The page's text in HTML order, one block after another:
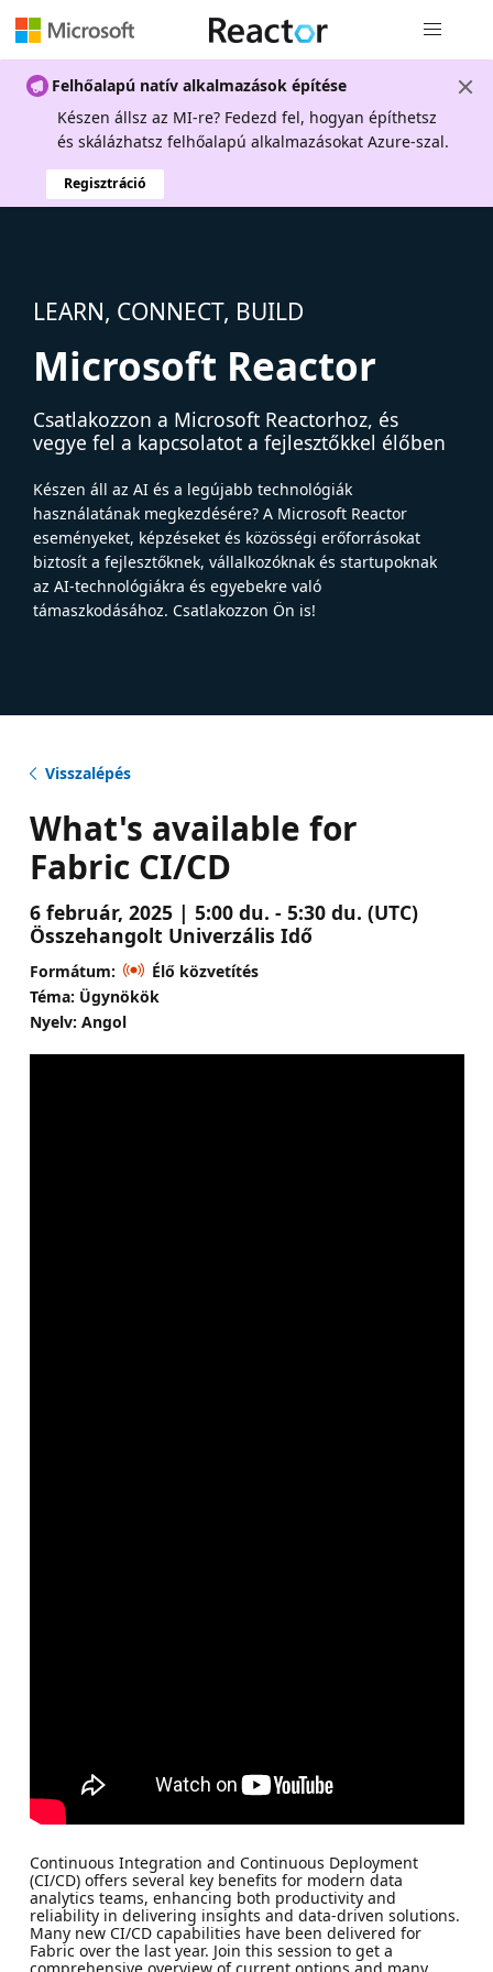
Felhőalapú natív alkalmazások építése
Készen állsz az MI-re? Fedezd fel, hogyan építhetsz
és skálázhatsz felhőalapú alkalmazásokat Azure-szal.
Regisztráció
LEARN, CONNECT, BUILD
Microsoft Reactor
Csatlakozzon a Microsoft Reactorhoz, és
vegye fel a kapcsolatot a fejlesztőkkel élőben
Készen áll az AI és a legújabb technológiák
használatának megkezdésére? A Microsoft Reactor
eseményeket, képzéseket és közösségi erőforrásokat
biztosít a fejlesztőknek, vállalkozóknak és startupoknak
az AI-technológiákra és egyebekre való
támaszkodásához. Csatlakozzon Ön is!
Visszalépés
What's available for
Fabric CI/CD
6 február, 2025 | 5:00 du. - 5:30 du. (UTC)
Összehangolt Univerzális Idő
Formátum:
Élő közvetítés
Téma: Ügynökök
Nyelv: Angol
Continuous Integration and Continuous Deployment
(CI/CD) offers several key benefits for modern data
analytics teams, enhancing both productivity and
reliability in delivering insights and data-driven solutions.
Many new CI/CD capabilities have been delivered for
Fabric over the last year. Join this session to get a
comprehensive overview of current options and many